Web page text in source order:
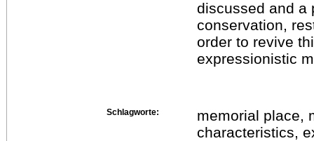
discussed and a
conservation,
order to revive
expressionistic
Schlagworte:
memorial place,
characteristics,